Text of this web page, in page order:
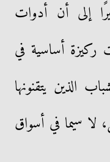
إلى أن أدوات
ركيزة أساسية في
الذين يتقنونها
لا سيما في أسواق